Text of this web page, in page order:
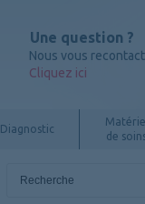
Une question ?
Nous vous
Cliquez ici
Diagnostic
de